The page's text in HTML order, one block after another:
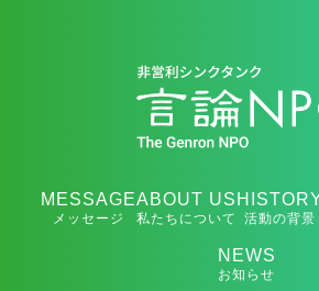
MESSAGE
メッセージ
ABOUT US
私たちについて 活動の背景
NEWS
お知らせ